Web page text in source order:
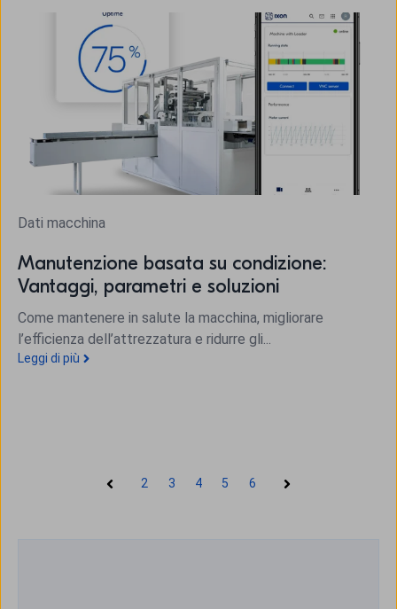
Dati macchina
Manutenzione basata su condizione:
Vantaggi, parametri e soluzioni
Come mantenere in salute la macchina, migliorare
l’efficienza dell’attrezzatura e ridurre gli...
Leggi di più
Precedente
2 3 4 5 6
Il prossimo